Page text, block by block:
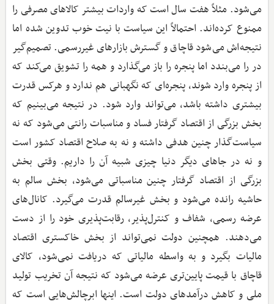
می‌شود. مثلاً هفت سال است که واردات بیشتر کالاهای مصرفی را
ممنوع کرده‌اند. احتمالاً این سیاست با نیت خوب تدوین شده اما
نتیجه‌اش می‌شود قاچاق و گسترش بازارهای غیررسمی. تصمیم‌گیر
در را می‌بندد اما پنجره را باز می‌گذارد و همه را تشویق می‌کند که
از پنجره وارد شوند، پنجره‌ای که نگهبانی هم ندارد و هرکس قدرت
بیشتری داشته باشد، می‌تواند وارد شود. در نتیجه می‌بینیم که
بخش بزرگی از اقتصاد گرفتار فساد و مناسبات رانتی می‌شود که نه
سیاست‌گذار چنین هدفی داشته و نه به صلاح اقتصاد کشور است
و نه در جاهای دیگر دنیا چیزی شبیه آن را داریم. وقتی بخش
بزرگی از اقتصاد گرفتار چنین مناسباتی می‌شود، بخش سالم به
حاشیه رانده می‌شود و بخش غیرسالم قدرت می‌گیرد. کانال‌های
عرضه رسمی، شفاف و کنترل‌پذیر، رقابت‌پذیری خود را از دست
می‌دهند. همچنین دولت نمی‌تواند از بخش خاکستری اقتصاد
مالیات بگیرد و به واسطه مالیاتی که دریافت نمی‌شود، کالای
قاچاق با قیمت پایین‌تری عرضه می‌شود که نتیجه آن تخریب تولید
ملی و کاهش درآمدهای دولت است. اینها ابرچالش‌هایی است که